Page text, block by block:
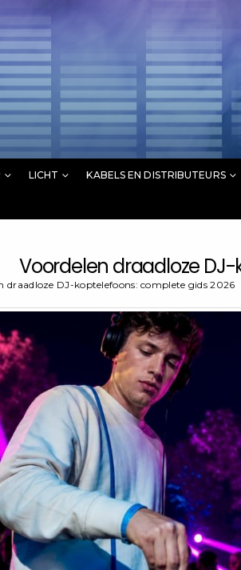
LICHT KABELS EN DISTRIBUTEURS
Voordelen draadloze
draadloze DJ-koptelefoons: complete gids 2026